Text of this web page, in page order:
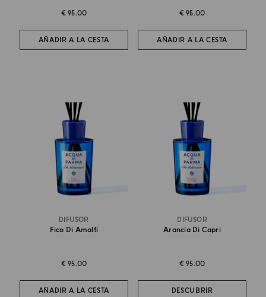
€ 95.00
AÑADIR A LA CESTA
€ 95.00
AÑADIR A LA CESTA
DIFUSOR
Fico Di Amalfi
€ 95.00
AÑADIR A LA CESTA
DIFUSOR
Arancia Di Capri
€ 95.00
DESCUBRIR